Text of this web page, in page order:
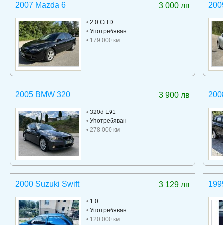
3 000 лв
2007 Mazda 6
• 2.0 CiTD
• Употребяван
• 179 000 км
3 900 лв
2005 BMW 320
• 320d E91
• Употребяван
• 278 000 км
3 129 лв
2000 Suzuki Swift
• 1.0
• Употребяван
• 120 000 км